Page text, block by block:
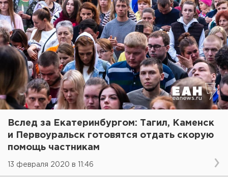
Вслед за Екатеринбургом: Тагил, Каменск
и Первоуральск готовятся отдать скорую
помощь частникам
13 февраля 2020 в 11:46